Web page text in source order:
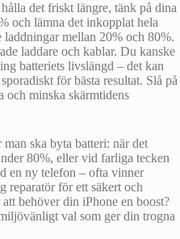
det friskt längre, tänk på dina
och lämna det inkopplat hela
mellan 20% och 80%.
laddare och kablar. Du kanske
batteriets livslängd – det kan
för bästa resultat. Slå på
och minska skärmtidens
ska byta batteri: när det
80%, eller vid farliga tecken
en ny telefon – ofta vinner
reparatör för ett säkert och
behöver din iPhone en boost?
val som ger din trogna